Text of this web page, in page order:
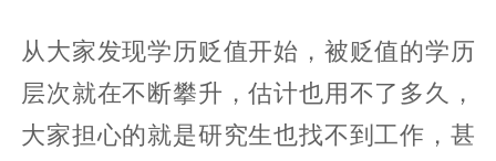
从大家发现学历贬值开始，被贬值的学历
层次就在不断攀升，估计也用不了多久，
大家担心的就是研究生也找不到工作，甚